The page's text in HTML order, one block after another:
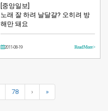
[중앙일보]
노래 잘 하려 날달걀? 오히려 방
해만 돼요
2011-08-19 Read More >
78 › »